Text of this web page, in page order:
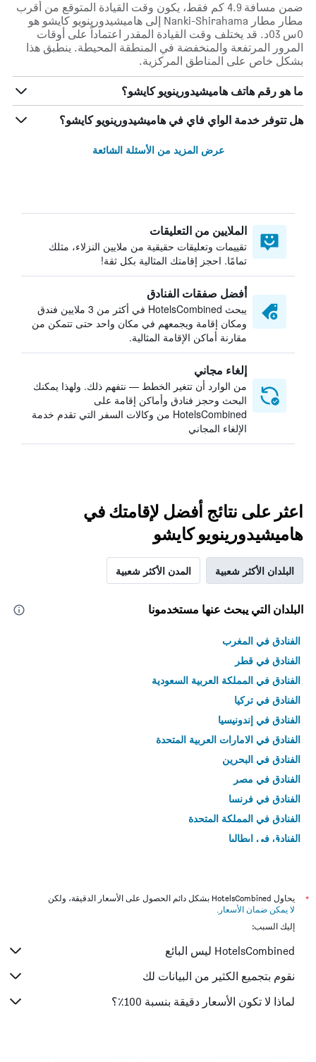
ضمن مسافة 4.9 كم فقط، يكون وقت القيادة المتوقع من أقرب
مطار مطار Nanki-Shirahama إلى هاميشيدورينويو كايشو هو
0س 03د. قد يختلف وقت القيادة المقدر اعتماداً على أوقات
المرور المرتفعة والمنخفضة في المنطقة المحيطة. ينطبق هذا
بشكل خاص على المناطق المركزية.
ما هو رقم هاتف هاميشيدورينويو كايشو؟
هل تتوفر خدمة الواي فاي في هاميشيدورينويو كايشو؟
عرض المزيد من الأسئلة الشائعة
الملايين من التعليقات
تقييمات وتعليقات حقيقية من ملايين النزلاء، مثلك
تمامًا. احجز إقامتك المثالية بكل ثقة!
أفضل صفقات الفنادق
يبحث HotelsCombined في أكثر من 3 ملايين فندق
ومكان إقامة ويجمعهم في مكان واحد حتى تتمكن من
مقارنة أماكن الإقامة المثالية.
إلغاء مجاني
من الوارد أن تتغير الخطط — نتفهم ذلك. ولهذا يمكنك
البحث وحجز فنادق وأماكن إقامة على
HotelsCombined من وكالات السفر التي تقدم خدمة
الإلغاء المجاني
اعثر على نتائج أفضل لإقامتك في
هاميشيدورينويو كايشو
البلدان الأكثر شعبية المدن الأكثر شعبية
البلدان التي يبحث عنها مستخدمونا
الفنادق في المغرب
الفنادق في قطر
الفنادق في المملكة العربية السعودية
الفنادق في تركيا
الفنادق في إندونيسيا
الفنادق في الامارات العربية المتحدة
الفنادق في البحرين
الفنادق في مصر
الفنادق في فرنسا
الفنادق في المملكة المتحدة
الفنادق في إيطاليا
*
يحاول HotelsCombined بشكل دائم الحصول على الأسعار الدقيقة، ولكن
لا يمكن ضمان الأسعار .
إليك السبب:
HotelsCombined ليس البائع
نقوم بتجميع الكثير من البيانات لك
لماذا لا تكون الأسعار دقيقة بنسبة 100٪؟